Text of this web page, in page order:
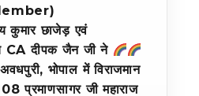
कुमार छाजेड़ एवं
CA दीपक जैन जी ने
भोपाल में विराजमान
प्रमाणसागर जी महाराज